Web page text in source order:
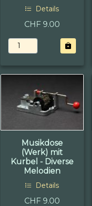
Details
CHF 9.00
Musikdose
(Werk) mit
Kurbel - Diverse
Melodien
Details
CHF 9.00